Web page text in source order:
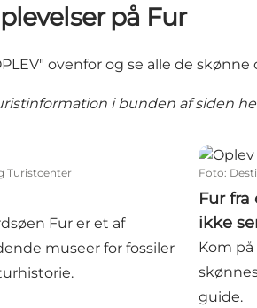
på Fur
ovenfor og se alle de skønne
i bunden af siden
Turistcenter
Fur er et af
museer for fossiler
Fur fra
Foto:
Fur
ikke
Kom
guide.